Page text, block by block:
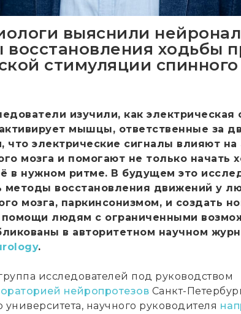
выяснили
ходьбы
стимуляции спинного
изучили, как электрическая
мышцы, ответственные за
что электрические сигналы влияют на
мозга и помогают не только начать
в нужном ритме. В будущем это
методы восстановления движений у
мозга, паркинсонизмом, и создать
помощи людям с ограниченными
в авторитетном научном
.
исследователей под руководством
нейропротезов Санкт-
университета, научного руководителя